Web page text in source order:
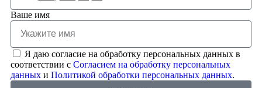
Ваше имя
Я даю согласие на обработку персональных данных в
соответствии с Согласием на обработку персональных
данных и Политикой обработки персональных данных.